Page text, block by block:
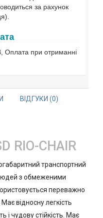
за рахунок
Оплата при отриманні
ВІДГУКИ (0)
RIO-CHAIR
транспортний
з обмеженими
переважно
відносну легкість
і чудову стійкість. Має